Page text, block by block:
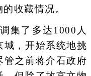
收藏情况。
了多达1000人
城，开始系统地挑
管之前蒋介石政府